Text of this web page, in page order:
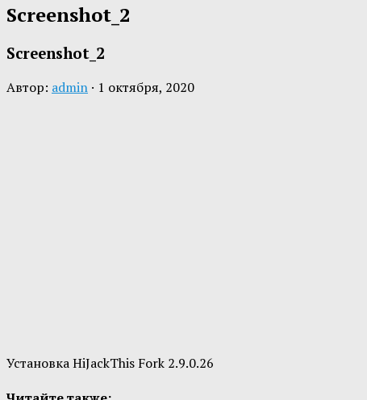
Screenshot_2
Screenshot_2
Автор: admin · 1 октября, 2020
Установка HiJackThis Fork 2.9.0.26